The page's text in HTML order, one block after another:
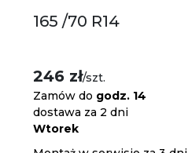
165 /70 R14
246 zł/szt.
Zamów do godz. 14
dostawa za 2 dni
Wtorek